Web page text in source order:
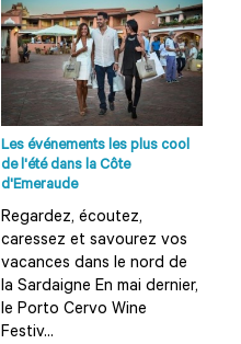
Les événements les plus cool
de l'été dans la Côte
d'Emeraude
Regardez, écoutez,
caressez et savourez vos
vacances dans le nord de
la Sardaigne En mai dernier,
le Porto Cervo Wine
Festiv...